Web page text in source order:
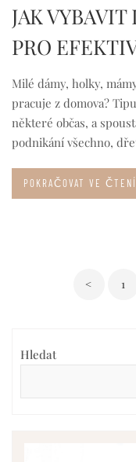
JAK
PRO
Milé dámy, holky,
pracuje z domova?
některé občas, a
podnikání všechno,
POKRAČOVAT VE ČTENÍ
< 1
Hledat